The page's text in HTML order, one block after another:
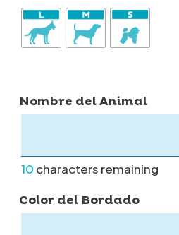
Nombre del Animal
10 characters remaining
Color del Bordado